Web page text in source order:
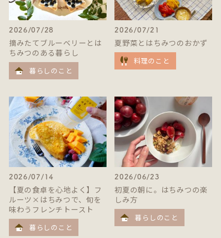
2026/07/28
摘みたてブルーベリーとは
ちみつのある暮らし
暮らしのこと
2026/07/21
夏野菜とはちみつのおかず
料理のこと
2026/07/14
【夏の食卓を心地よく】フ
ルーツ×はちみつで、旬を
味わうフレンチトースト
暮らしのこと
2026/06/23
初夏の朝に。はちみつの楽
しみ方
暮らしのこと